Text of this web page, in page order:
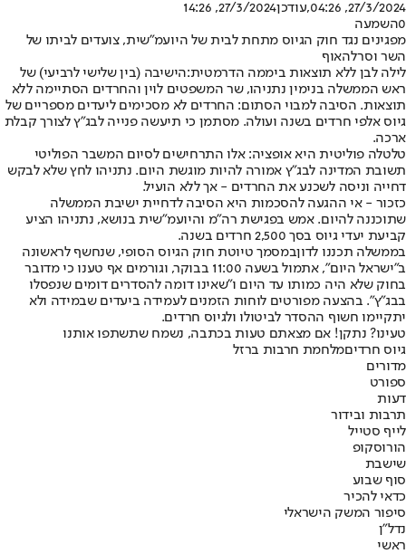
27/3/2024, 04:26
,עודכן27/3/2024, 14:26
0השמעה
מפגינים נגד חוק הגיוס מתחת לבית של היועמ"שית, צועדים לביתו של
השר וסרלהאוף
לילה לבן ללא תוצאות ביממה הדרמטית:הישיבה (בין שלישי לרביעי) של
ראש הממשלה בנימין נתניהו, שר המשפטים לוין והחרדים הסתיימה ללא
תוצאות. הסיבה למבוי הסתום: החרדים לא מסכימים ליעדים מספריים של
גיוס אלפי חרדים בשנה ועולה. מסתמן כי תיעשה פנייה לבג"ץ לצורך קבלת
ארכה.
טלטלה פוליטית היא אופציה: אלו התרחישים לסיום המשבר הפוליטי
תשובת המדינה לבג"ץ אמורה להיות מוגשת היום. נתניהו לחץ שלא לבקש
דחייה וניסה לשכנע את החרדים - אך ללא הועיל.
כזכור - אי ההגעה להסכמות היא הסיבה לדחיית ישיבת הממשלה
שתוכננה להיום. אמש בפגישת רה"מ והיועמ"שית בנושא, נתניהו הציע
קביעת יעדי גיוס בסך 2,500 חרדים בשנה.
בממשלה תכננו לדוןבמסמך טיוטת חוק הגיוס הסופי, שנחשף לראשונה
ב"ישראל היום", אתמול בשעה 11:00 בבוקר, וגורמים אף טענו כי מדובר
בחוק שלא היה כמותו עד היום ו"שאינו דומה להסדרים דומים שנפסלו
בבג"ץ". בהצעה מפורטים לוחות הזמנים לעמידה ביעדים שבמידה ולא
יתקיימו חשוף ההסדר לביטולו ולגיוס חרדים.
טעינו? נתקן! אם מצאתם טעות בכתבה, נשמח שתשתפו אותנו
גיוס חרדיםמלחמת חרבות ברזל
מדורים
ספורט
דעות
תרבות ובידור
לייף סטייל
הורוסקופ
שישבת
סוף שבוע
כדאי להכיר
סיפור המשק הישראלי
נדל"ן
ראשי